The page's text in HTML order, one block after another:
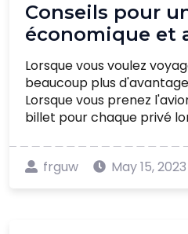
Conseils pour
économique et
Lorsque vous voulez
beaucoup plus
Lorsque vous prenez
billet pour chaque privé
frguw May 15, 2023